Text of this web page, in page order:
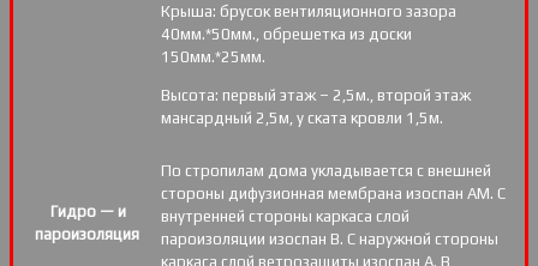
Крыша: брусок вентиляционного зазора
40мм.*50мм., обрешетка из доски
150мм.*25мм.
Высота: первый этаж – 2,5м., второй этаж
мансардный 2,5м, у ската кровли 1,5м.
Гидро — и
пароизоляция
По стропилам дома укладывается с внешней
стороны дифузионная мембрана изоспан АМ. С
внутренней стороны каркаса слой
пароизоляции изоспан В. С наружной стороны
каркаса слой ветрозащиты изоспан А. В